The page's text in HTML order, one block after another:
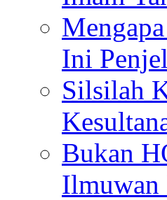
Ini
Silsilah
Bukan